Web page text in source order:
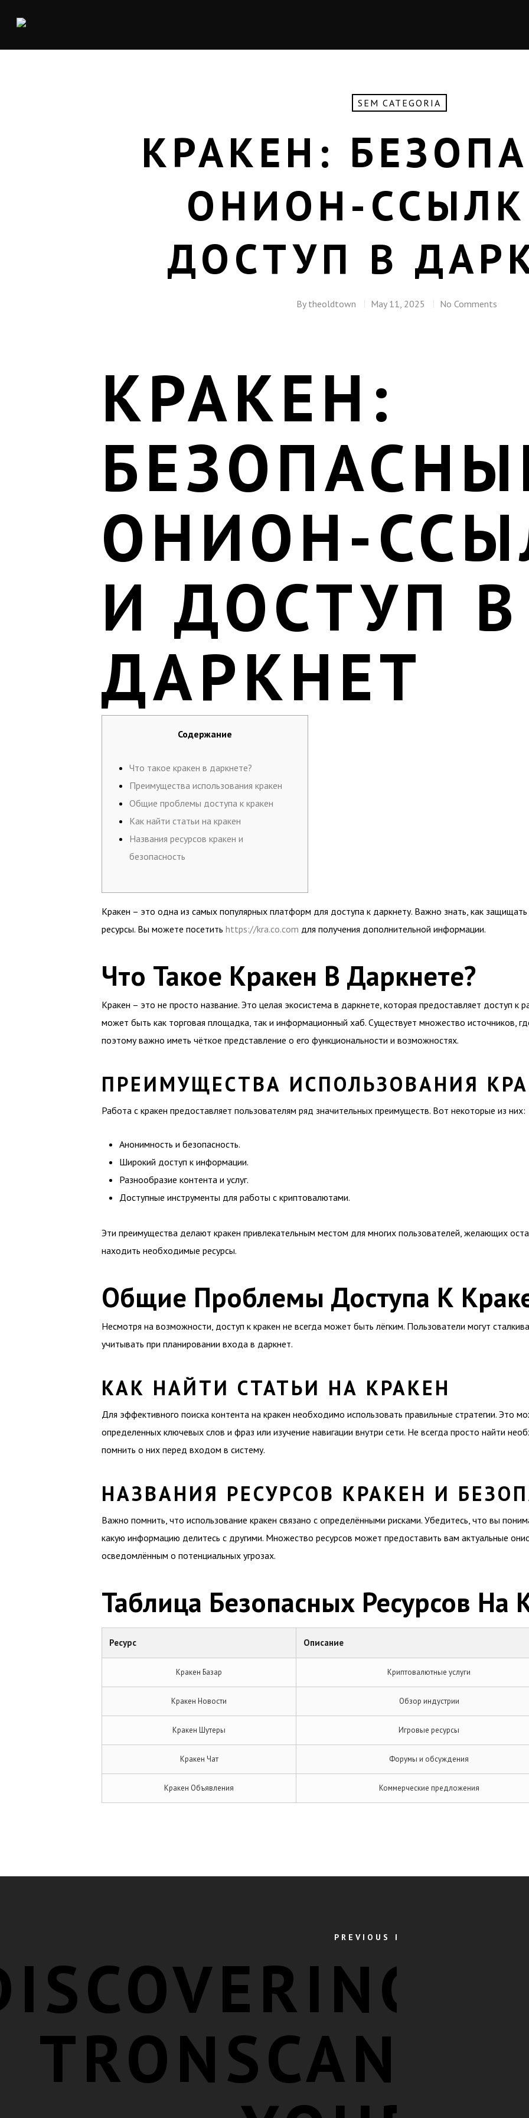
SEM CATEGORIA
КРАКЕН:
ОНИОН-
ДОСТУП В
By theoldtown May 11, 2025 No Comments
КРАКЕН:
ОНИОН-
И ДОСТУП В
ДАРКНЕТ
Содержание
Что такое кракен в даркнете?
Преимущества использования кракен
Общие проблемы доступа к кракен
Как найти статьи на кракен
Названия ресурсов кракен и
безопасность
Кракен – это одна из самых популярных платформ для доступа к даркнету. Важно знать, как
ресурсы. Вы можете посетить https://kra.co.com для получения дополнительной информации.
Что Такое Кракен В Даркнете?
Кракен – это не просто название. Это целая экосистема в даркнете, которая предоставляет доступ к
может быть как торговая площадка, так и информационный хаб. Существует множество источников,
поэтому важно иметь чёткое представление о его функциональности и возможностях.
ПРЕИМУЩЕСТВА ИСПОЛЬЗОВАНИЯ
Работа с кракен предоставляет пользователям ряд значительных преимуществ. Вот некоторые из них:
Анонимность и безопасность.
Широкий доступ к информации.
Разнообразие контента и услуг.
Доступные инструменты для работы с криптовалютами.
Эти преимущества делают кракен привлекательным местом для многих пользователей, желающих
находить необходимые ресурсы.
Общие Проблемы Доступа К
Несмотря на возможности, доступ к кракен не всегда может быть лёгким. Пользователи могут
учитывать при планировании входа в даркнет.
КАК НАЙТИ СТАТЬИ НА КРАКЕН
Для эффективного поиска контента на кракен необходимо использовать правильные стратегии. Это
определенных ключевых слов и фраз или изучение навигации внутри сети. Не всегда просто найти
помнить о них перед входом в систему.
НАЗВАНИЯ РЕСУРСОВ КРАКЕН И
Важно помнить, что использование кракен связано с определёнными рисками. Убедитесь, что вы
какую информацию делитесь с другими. Множество ресурсов может предоставить вам актуальные
осведомлённым о потенциальных угрозах.
Таблица Безопасных Ресурсов На
Ресурс Описание
Кракен Базар Криптовалютные услуги
Кракен Новости Обзор индустрии
Кракен Шутеры Игровые ресурсы
Кракен Чат Форумы и обсуждения
Кракен Объявления Коммерческие предложения
PREVIOUS POST
TRONSCAN: